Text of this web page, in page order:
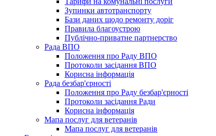
Зупинки автотранспорту
Бази даних щодо ремонту доріг
Правила благоустрою
Публічно-приватне партнерство
Рада ВПО
Положення про Раду ВПО
Протоколи засідання ВПО
Корисна інформація
Рада безбар'єрності
Положення про Раду безбар'єрності
Протоколи засідання Ради
Корисна інформація
Мапа послуг для ветеранів
Мапа послуг для ветеранів